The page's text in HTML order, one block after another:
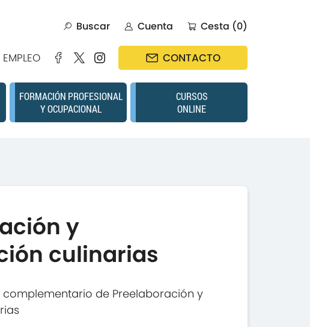
Buscar Cuenta Cesta (0)
CONTACTO
FORMACIÓN PROFESIONAL
Y OCUPACIONAL
CURSOS
ONLINE
y
culinarias
de Preelaboración y